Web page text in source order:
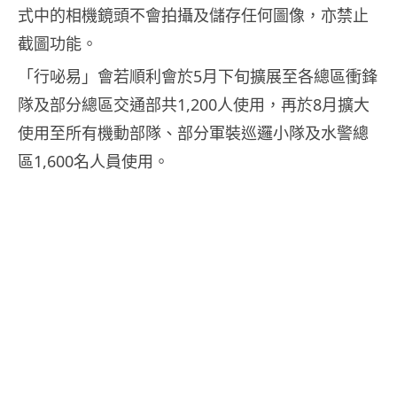
式中的相機鏡頭不會拍攝及儲存任何圖像，亦禁止
截圖功能。
「行咇易」會若順利會於5月下旬擴展至各總區衝鋒
隊及部分總區交通部共1,200人使用，再於8月擴大
使用至所有機動部隊、部分軍裝巡邏小隊及水警總
區1,600名人員使用。